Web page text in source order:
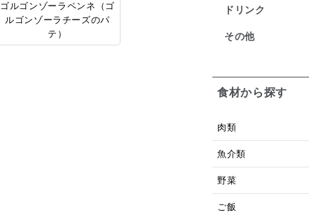
ゴルゴンゾーラペンネ（ゴ
ルゴンゾーラチーズのパ
テ）
ドリンク
その他
食材から探す
肉類
魚介類
野菜
ご飯